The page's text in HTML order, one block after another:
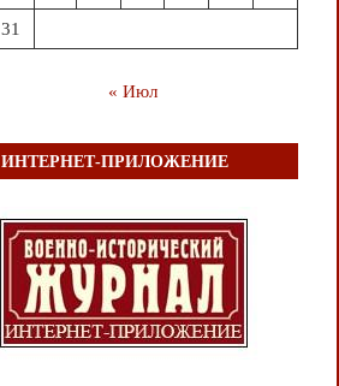
31
« Июл
ИНТЕРНЕТ-ПРИЛОЖЕНИЕ